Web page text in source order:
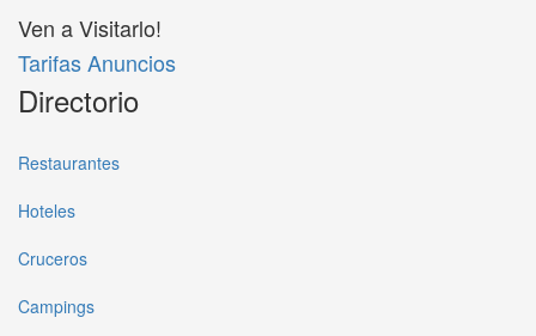
Ven a Visitarlo!
Tarifas Anuncios
Directorio
Restaurantes
Hoteles
Cruceros
Campings